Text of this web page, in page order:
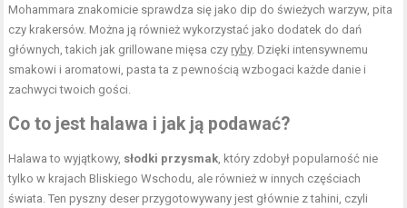
Mohammara znakomicie sprawdza się jako dip do świeżych warzyw, pita
czy krakersów. Można ją również wykorzystać jako dodatek do dań
głównych, takich jak grillowane mięsa czy ryby. Dzięki intensywnemu
smakowi i aromatowi, pasta ta z pewnością wzbogaci każde danie i
zachwyci twoich gości.
Co to jest halawa i jak ją podawać?
Halawa to wyjątkowy, słodki przysmak , który zdobył popularność nie
tylko w krajach Bliskiego Wschodu, ale również w innych częściach
świata. Ten pyszny deser przygotowywany jest głównie z tahini, czyli